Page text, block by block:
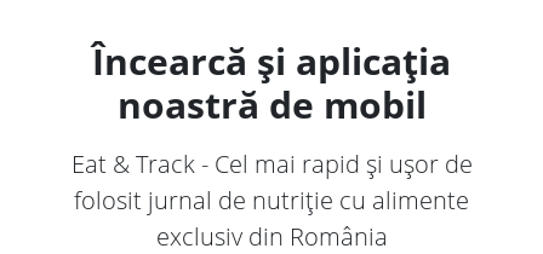
Încearcă și aplicația
noastră de mobil
Eat & Track - Cel mai rapid și ușor de
folosit jurnal de nutriție cu alimente
exclusiv din România